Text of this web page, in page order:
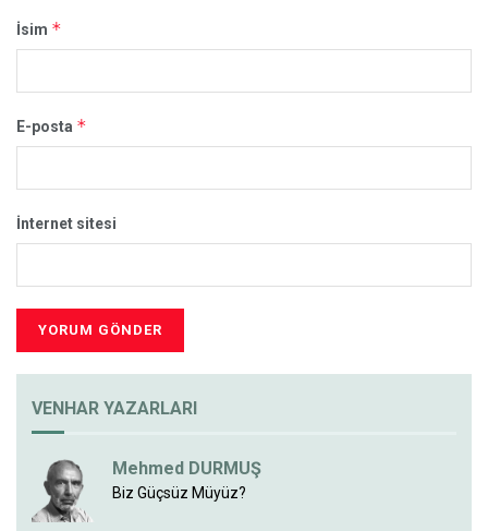
İsim *
E-posta *
İnternet sitesi
VENHAR YAZARLARI
Mehmed DURMUŞ
Biz Güçsüz Müyüz?